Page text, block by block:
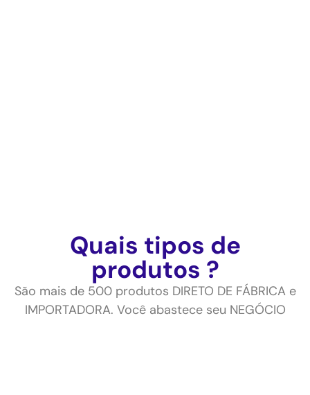
Quais tipos de
produtos ?
São mais de 500 produtos DIRETO DE FÁBRICA e
IMPORTADORA. Você abastece seu NEGÓCIO